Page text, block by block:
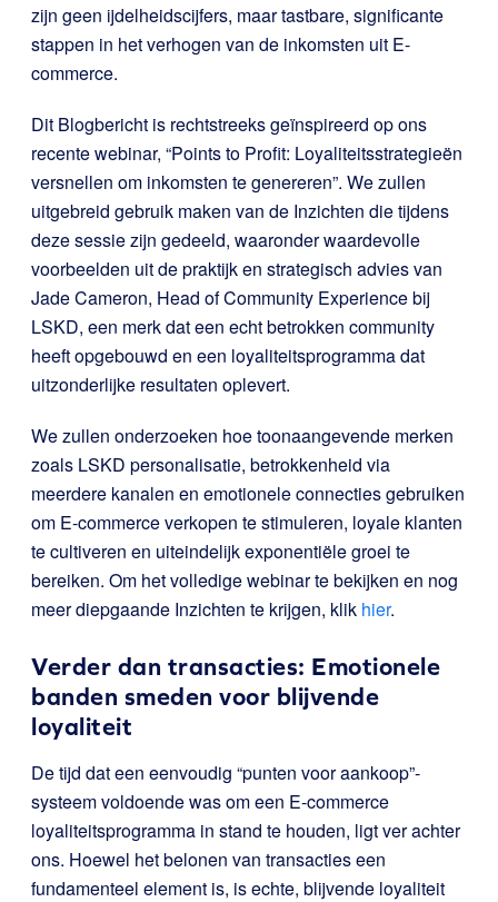
zijn geen ijdelheidscijfers, maar tastbare, significante
stappen in het verhogen van de inkomsten uit E-
commerce.
Dit Blogbericht is rechtstreeks geïnspireerd op ons
recente webinar, “Points to Profit: Loyaliteitsstrategieën
versnellen om inkomsten te genereren”. We zullen
uitgebreid gebruik maken van de Inzichten die tijdens
deze sessie zijn gedeeld, waaronder waardevolle
voorbeelden uit de praktijk en strategisch advies van
Jade Cameron, Head of Community Experience bij
LSKD, een merk dat een echt betrokken community
heeft opgebouwd en een loyaliteitsprogramma dat
uitzonderlijke resultaten oplevert.
We zullen onderzoeken hoe toonaangevende merken
zoals LSKD personalisatie, betrokkenheid via
meerdere kanalen en emotionele connecties gebruiken
om E-commerce verkopen te stimuleren, loyale klanten
te cultiveren en uiteindelijk exponentiële groei te
bereiken. Om het volledige webinar te bekijken en nog
meer diepgaande Inzichten te krijgen, klik hier.
Verder dan transacties: Emotionele
banden smeden voor blijvende
loyaliteit
De tijd dat een eenvoudig “punten voor aankoop”-
systeem voldoende was om een E-commerce
loyaliteitsprogramma in stand te houden, ligt ver achter
ons. Hoewel het belonen van transacties een
fundamenteel element is, is echte, blijvende loyaliteit